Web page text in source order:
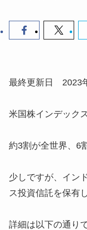
最終更新日 2023
米国株インデック
約3割が全世界、6
少しですが、イン
ス投資信託を保有
詳細は以下の通りで